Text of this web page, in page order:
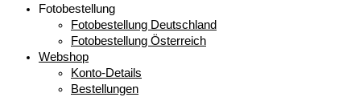
Fotobestellung
Fotobestellung Deutschland
Fotobestellung Österreich
Webshop
Konto-Details
Bestellungen